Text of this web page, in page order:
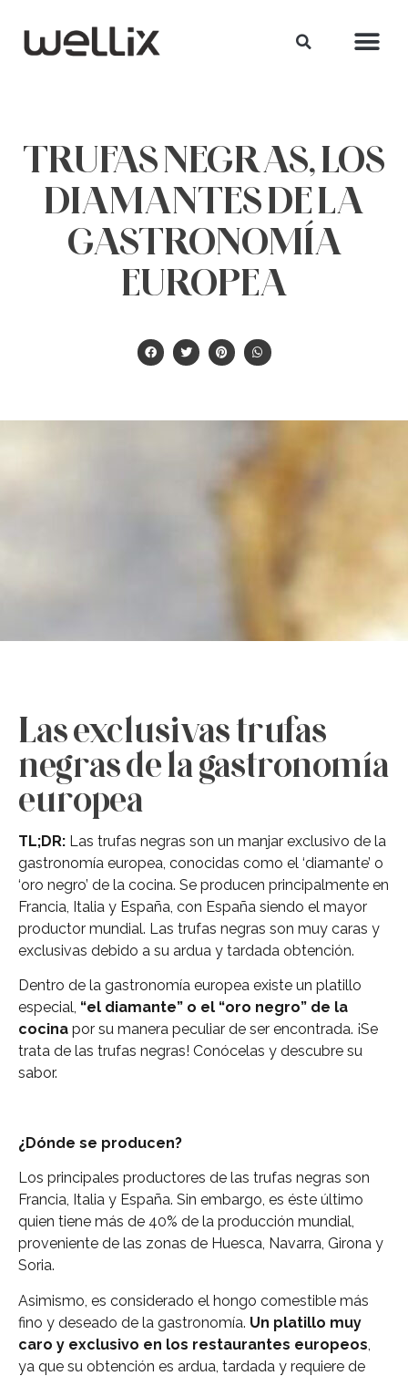
TRUFAS NEGRAS, LOS
DIAMANTES DE LA
GASTRONOMÍA
EUROPEA
Las exclusivas trufas
negras de la gastronomía
europea
TL;DR: Las trufas negras son un manjar exclusivo de la
gastronomía europea, conocidas como el ‘diamante’ o
‘oro negro’ de la cocina. Se producen principalmente en
Francia, Italia y España, con España siendo el mayor
productor mundial. Las trufas negras son muy caras y
exclusivas debido a su ardua y tardada obtención.
Dentro de la gastronomía europea existe un platillo
especial, “el diamante” o el “oro negro” de la
cocina por su manera peculiar de ser encontrada. ¡Se
trata de las trufas negras! Conócelas y descubre su
sabor.
¿Dónde se producen?
Los principales productores de las trufas negras son
Francia, Italia y España. Sin embargo, es éste último
quien tiene más de 40% de la producción mundial,
proveniente de las zonas de Huesca, Navarra, Girona y
Soria.
Asimismo, es considerado el hongo comestible más
fino y deseado de la gastronomía. Un platillo muy
caro y exclusivo en los restaurantes europeos,
ya que su obtención es ardua, tardada y requiere de